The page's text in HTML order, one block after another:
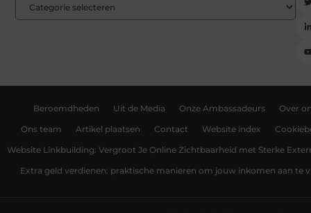
Beroemdheden Uit de Media Onze Ambassadeurs Over
Ons team Artikel plaatsen Contact Website index
Website Linkbuilding: Vergroot Je Online Zichtbaarheid met Sterke
Extra geld verdienen: praktische manieren om jouw inkomen aan te